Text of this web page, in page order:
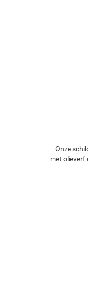
Onze
met olieverf